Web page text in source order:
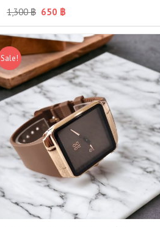
1,300฿ 650 ฿
Sale!